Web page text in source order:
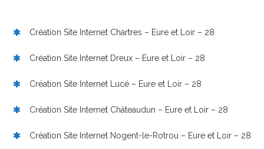
Création Site Internet Chartres – Eure et Loir – 28
Création Site Internet Dreux – Eure et Loir – 28
Création Site Internet Lucé – Eure et Loir – 28
Création Site Internet Châteaudun – Eure et Loir – 28
Création Site Internet Nogent-le-Rotrou – Eure et Loir – 28